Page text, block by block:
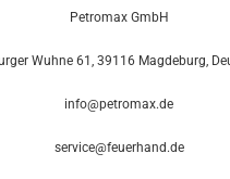
Petromax GmbH
Wuhne 61, 39116 Magdeburg,
info@petromax.de
service@feuerhand.de